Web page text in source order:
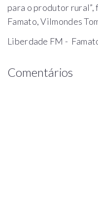
para o produtor
Famato, Vilmondes
Liberdade FM -
Comentários